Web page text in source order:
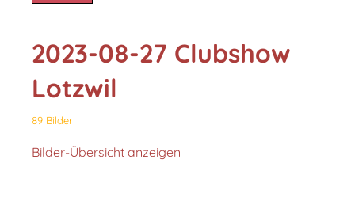
2023-08-27 Clubshow
Lotzwil
89 Bilder
Bilder-Übersicht anzeigen